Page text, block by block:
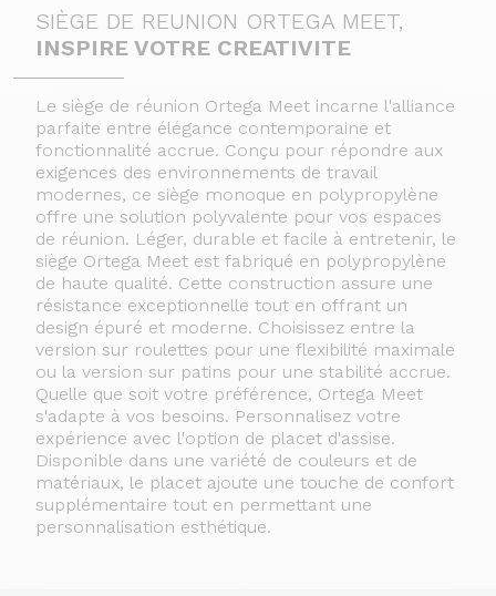
SIÈGE DE REUNION ORTEGA MEET,
INSPIRE VOTRE CREATIVITE
Le siège de réunion Ortega Meet incarne l'alliance
parfaite entre élégance contemporaine et
fonctionnalité accrue. Conçu pour répondre aux
exigences des environnements de travail
modernes, ce siège monoque en polypropylène
offre une solution polyvalente pour vos espaces
de réunion. Léger, durable et facile à entretenir, le
siège Ortega Meet est fabriqué en polypropylène
de haute qualité. Cette construction assure une
résistance exceptionnelle tout en offrant un
design épuré et moderne. Choisissez entre la
version sur roulettes pour une flexibilité maximale
ou la version sur patins pour une stabilité accrue.
Quelle que soit votre préférence, Ortega Meet
s'adapte à vos besoins. Personnalisez votre
expérience avec l'option de placet d'assise.
Disponible dans une variété de couleurs et de
matériaux, le placet ajoute une touche de confort
supplémentaire tout en permettant une
personnalisation esthétique.